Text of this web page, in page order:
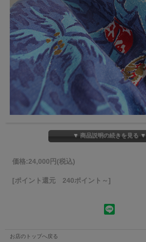
▼ 商品説明の続きを見る ▼
価格:24,000円 (税込)
[ポイント還元 240ポイント～]
お店のトップへ戻る